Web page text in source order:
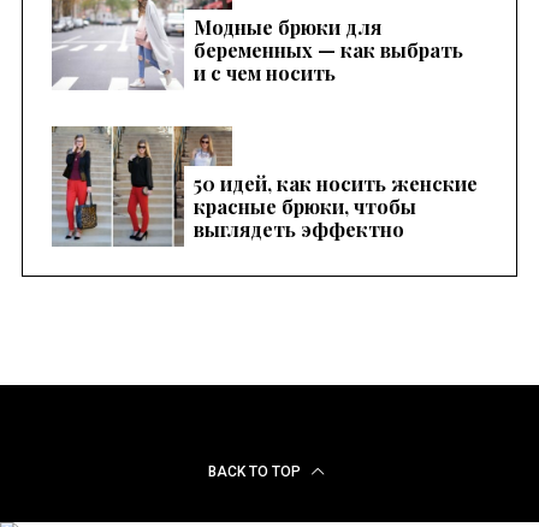
Модные брюки для
беременных — как выбрать
и с чем носить
50 идей, как носить женские
красные брюки, чтобы
выглядеть эффектно
BACK TO TOP